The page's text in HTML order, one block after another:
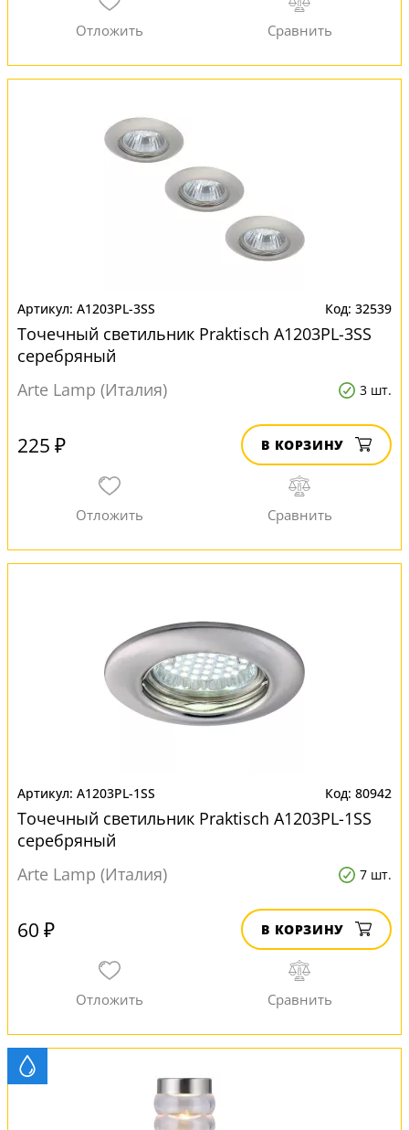
A1203PL-3SS 32539
Точечный светильник Praktisch A1203PL-3SS
серебряный
Arte Lamp (Италия)
3 шт.
225 ₽ В КОРЗИНУ
A1203PL-1SS 80942
Точечный светильник Praktisch A1203PL-1SS
серебряный
Arte Lamp (Италия)
7 шт.
60 ₽ В КОРЗИНУ